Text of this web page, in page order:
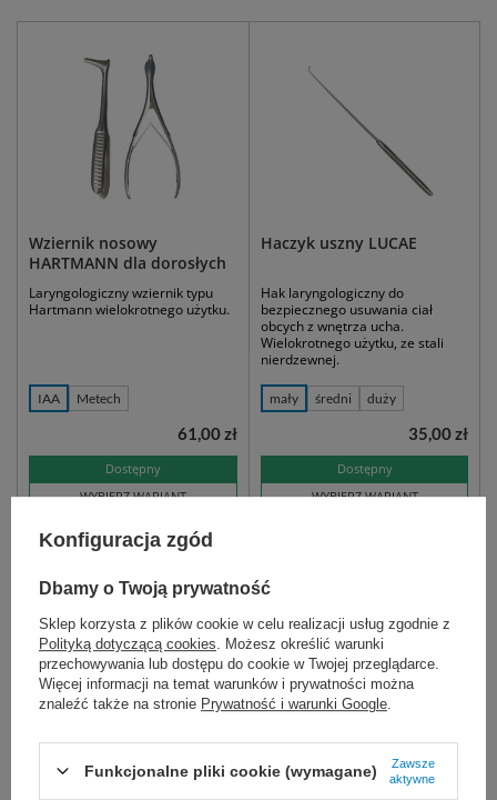
Wziernik nosowy
HARTMANN dla dorosłych
Laryngologiczny wziernik typu
Hartmann wielokrotnego użytku.
IAA Metech
Dostępny
WYBIERZ WARIANT
61,00 zł
Haczyk uszny LUCAE
Hak laryngologiczny do
bezpiecznego usuwania ciał
obcych z wnętrza ucha.
Wielokrotnego użytku, ze stali
nierdzewnej.
mały średni duży
Dostępny
WYBIERZ WARIANT
35,00 zł
Kleszczyki uszne
laryngologiczne, wielorazowe, do
Konfiguracja zgód
Dbamy o Twoją prywatność
Sklep korzysta z plików cookie w celu realizacji usług zgodnie z
Polityką dotyczącą cookies . Możesz określić warunki
przechowywania lub dostępu do cookie w Twojej przeglądarce.
Więcej informacji na temat warunków i prywatności można
znaleźć także na stronie Prywatność i warunki Google
Funkcjonalne pliki cookie (wymagane)
Zawsze
aktywne